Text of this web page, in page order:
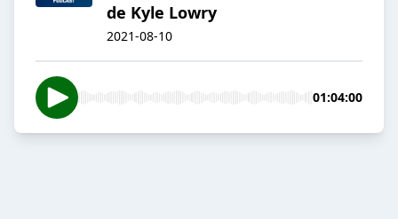
de Kyle Lowry
2021-08-10
01:04:00